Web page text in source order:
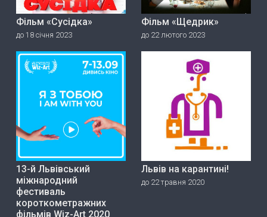
Фільм «Сусідка»
до 18 січня 2023
Фільм «Щедрик»
до 22 лютого 2023
13-й Львівський
міжнародний
фестиваль
короткометражних
фільмів Wiz-Art 2020
Львів на карантині!
до 22 травня 2020